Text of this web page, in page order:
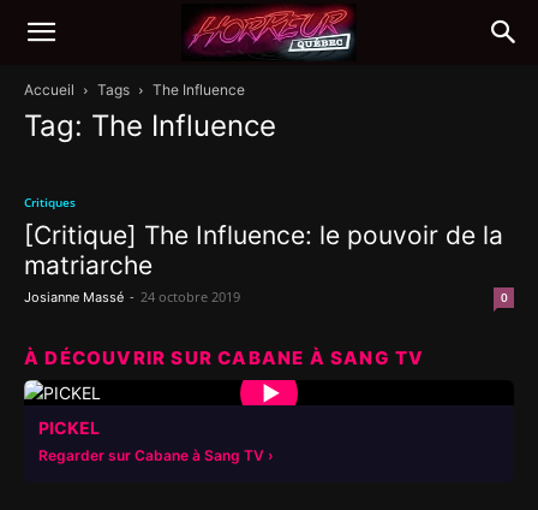
Accueil Tags The Influence
Tag: The Influence
Critiques
[Critique] The Influence: le pouvoir de la
matriarche
Josianne Massé - 24 octobre 2019 0
À DÉCOUVRIR SUR CABANE À SANG TV
▶
PICKEL
Regarder sur Cabane à Sang TV